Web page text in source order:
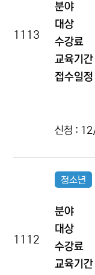
1113
분야
대상
수강료
교육기간
접수일정
신청 :
1112
청소년
분야
대상
수강료
교육기간